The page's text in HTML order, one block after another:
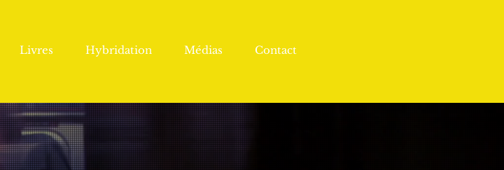
Livres Hybridation Médias Contact